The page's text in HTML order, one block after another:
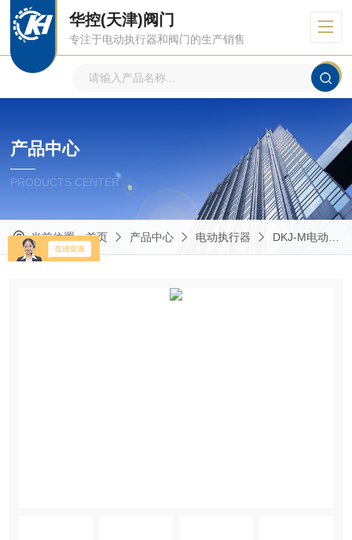
华控(天津)阀门
专注于电动执行器和阀门的生产销售
产品中心
PRODUCTS CENTER
当前位置：首页 产品中心 电动执行器 DKJ-M电动执行器